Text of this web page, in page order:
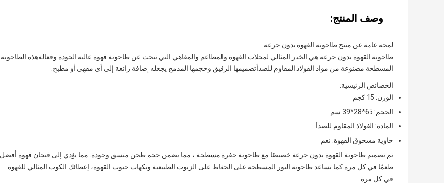
وصف المنتج:
لمحة عامة عن منتج طاحونة القهوة بدون جرعة
طاحونة القهوة بدون جرعة هي الخيار المثالي لمحلات القهوة والمطاعم والمقاهي التي تبحث عن طاحونة قهوة عالية الجودة وفعالةهذه الطاحونة
المسطحة مصنوعة من مواد الفولاذ المقاوم للصدأتصميمها الرقيق وحجمها المدمج يجعله إضافة رائعة إلى أي مقهى أو مطبخ.
الخصائص الرئيسية:
الوزن: 15 كجم
الحجم: 65*28*39 سم
المادة: الفولاذ المقاوم للصدأ
حاوية مسحوق القهوة: نعم
تم تصميم طاحونة القهوة بدون جرعة خصيصًا مع طاحونة حفرة مسطحة ، مما يضمن حجم طحن متسق وجودة. مما يؤدي إلى فنجان قهوة أفضل
طعمًا في كل مرة.كما تساعد طاحونة البور المسطحة على الحفاظ على الزيوت الطبيعية ونكهات حبوب القهوة، إعطائك الكوب المثالي للقهوة
في كل مرة.